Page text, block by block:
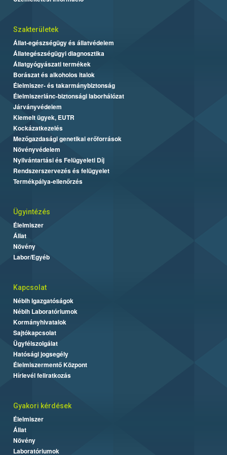
Szakterületek
Állat-egészségügy és állatvédelem
Állategészségügyi diagnosztika
Állatgyógyászati termékek
Borászat és alkoholos italok
Élelmiszer- és takarmánybiztonság
Élelmiszerlánc-biztonsági laborhálózat
Járványvédelem
Kiemelt ügyek, EUTR
Kockázatkezelés
Mezőgazdasági genetikai erőforrások
Növényvédelem
Nyilvántartási és Felügyeleti Díj
Rendszerszervezés és felügyelet
Termékpálya-ellenőrzés
Ügyintézés
Élelmiszer
Állat
Növény
Labor/Egyéb
Kapcsolat
Nébih Igazgatóságok
Nébih Laboratóriumok
Kormányhivatalok
Sajtókapcsolat
Ügyfélszolgálat
Hatósági jogsegély
Élelmiszermentő Központ
Hírlevél feliratkozás
Gyakori kérdések
Élelmiszer
Állat
Növény
Laboratóriumok